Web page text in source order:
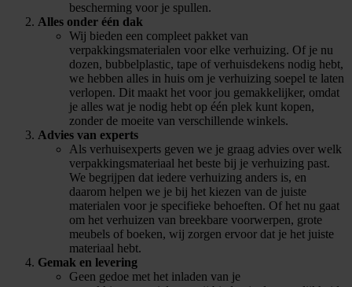
bescherming voor je spullen.
Alles onder één dak
Wij bieden een compleet pakket van
verpakkingsmaterialen voor elke verhuizing. Of je nu
dozen, bubbelplastic, tape of verhuisdekens nodig hebt,
we hebben alles in huis om je verhuizing soepel te laten
verlopen. Dit maakt het voor jou gemakkelijker, omdat
je alles wat je nodig hebt op één plek kunt kopen,
zonder de moeite van verschillende winkels.
Advies van experts
Als verhuisexperts geven we je graag advies over welk
verpakkingsmateriaal het beste bij je verhuizing past.
We begrijpen dat iedere verhuizing anders is, en
daarom helpen we je bij het kiezen van de juiste
materialen voor je specifieke behoeften. Of het nu gaat
om het verhuizen van breekbare voorwerpen, grote
meubels of boeken, wij zorgen ervoor dat je het juiste
materiaal hebt.
Gemak en levering
Geen gedoe met het inladen van je